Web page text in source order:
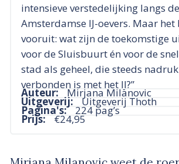
intensieve verstedelijking langs de
Amsterdamse IJ-oevers. Maar
vooruit: wat zijn de toekomstige
voor de Sluisbuurt én voor de
stad als geheel, die steeds
verbonden is met het IJ?”
Auteur: Mirjana Milanovic
Uitgeverij: Uitgeverij Thoth
Pagina's: 224 pag’s
Prijs: €24,95